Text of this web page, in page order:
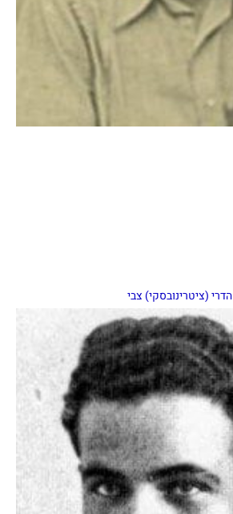
הדרי (ציטרינובסקי) צבי